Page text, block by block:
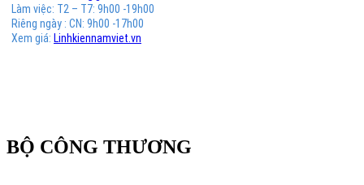
Làm việc: T2 – T7: 9h00 -19h00
Riêng ngày : CN: 9h00 -17h00
Xem giá: Linhkiennamviet.vn
BỘ CÔNG THƯƠNG